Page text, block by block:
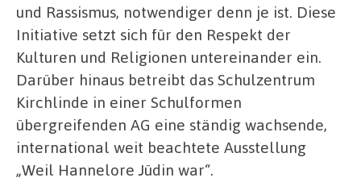
und Rassismus, notwendiger denn je ist. Diese
Initiative setzt sich für den Respekt der
Kulturen und Religionen untereinander ein.
Darüber hinaus betreibt das Schulzentrum
Kirchlinde in einer Schulformen
übergreifenden AG eine ständig wachsende,
international weit beachtete Ausstellung
„Weil Hannelore Jüdin war“.